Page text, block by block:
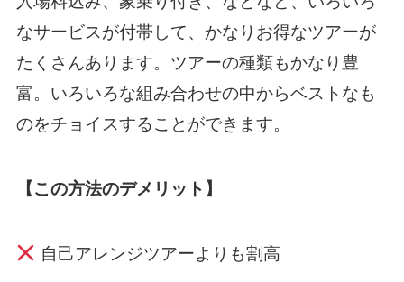
なサービスが付帯して、かなりお得なツアーが
たくさんあります。ツアーの種類もかなり豊
富。いろいろな組み合わせの中からベストなも
のをチョイスすることができます。
【この方法のデメリット】
自己アレンジツアーよりも割高